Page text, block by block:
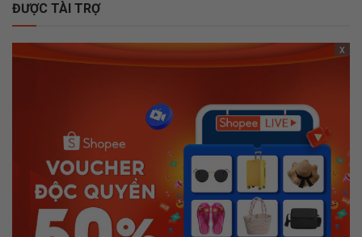
ĐƯỢC TÀI TRỢ
x